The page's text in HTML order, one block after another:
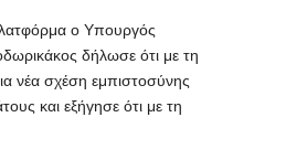
ο Υπουργός
δήλωσε ότι με τη
νέα σχέση εμπιστοσύνης
και εξήγησε ότι με τη